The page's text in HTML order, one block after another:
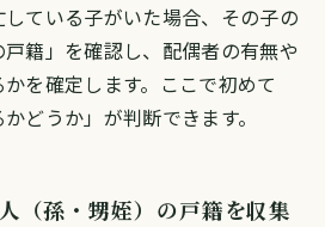
ている子がいた場合、その子の
戸籍」を確認し、配偶者の有無や
を確定します。ここで初めて
どうか」が判断できます。
（孫・甥姪）の戸籍を収集